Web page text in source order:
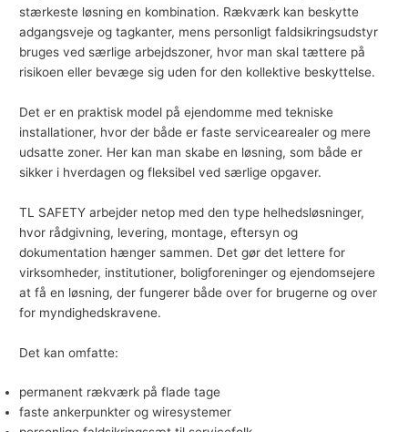
stærkeste løsning en kombination. Rækværk kan beskytte
adgangsveje og tagkanter, mens personligt faldsikringsudstyr
bruges ved særlige arbejdszoner, hvor man skal tættere på
risikoen eller bevæge sig uden for den kollektive beskyttelse.
Det er en praktisk model på ejendomme med tekniske
installationer, hvor der både er faste servicearealer og mere
udsatte zoner. Her kan man skabe en løsning, som både er
sikker i hverdagen og fleksibel ved særlige opgaver.
TL SAFETY arbejder netop med den type helhedsløsninger,
hvor rådgivning, levering, montage, eftersyn og
dokumentation hænger sammen. Det gør det lettere for
virksomheder, institutioner, boligforeninger og ejendomsejere
at få en løsning, der fungerer både over for brugerne og over
for myndighedskravene.
Det kan omfatte:
permanent rækværk på flade tage
faste ankerpunkter og wiresystemer